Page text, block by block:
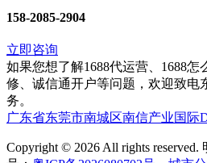
158-2085-2904
立即咨询
如果您想了解1688代运营、1688
修、诚信通开户等问题，欢迎致电
务。
广东省东莞市南城区南信产业国际
Copyright © 2026 All rights